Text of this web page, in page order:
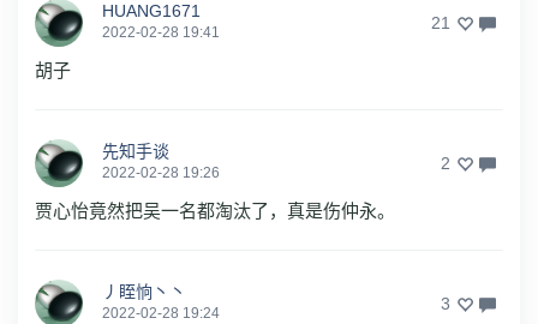
HUANG1671
2022-02-28 19:41 21
胡子
先知手谈
2022-02-28 19:26 2
贾心怡竟然把吴一名都淘汰了，真是伤仲永。
丿眰恦丶丶
2022-02-28 19:24 3